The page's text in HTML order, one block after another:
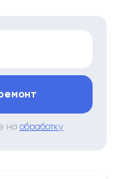
на обработку